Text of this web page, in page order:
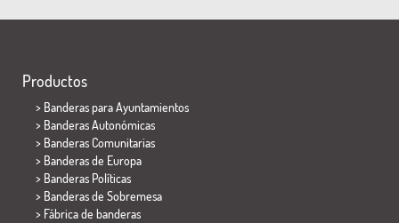
Productos
> Banderas para Ayuntamientos
> Banderas Autonómicas
> Banderas Comunitarias
> Banderas de Europa
> Banderas Políticas
> Banderas de Sobremesa
> Fábrica de banderas